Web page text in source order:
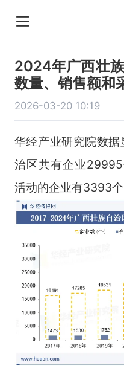
2024年广西壮
数量、销售额和
2026-03-20 10:19
华经产业研究院数
治区共有企业
活动的企业有3393个